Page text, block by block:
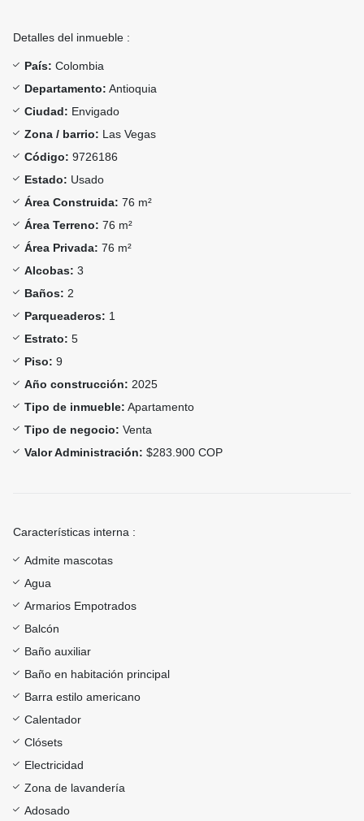
Detalles del inmueble :
País: Colombia
Departamento: Antioquia
Ciudad: Envigado
Zona / barrio: Las Vegas
Código: 9726186
Estado: Usado
Área Construida: 76 m²
Área Terreno: 76 m²
Área Privada: 76 m²
Alcobas: 3
Baños: 2
Parqueaderos: 1
Estrato: 5
Piso: 9
Año construcción: 2025
Tipo de inmueble: Apartamento
Tipo de negocio: Venta
Valor Administración: $283.900 COP
Características interna :
Admite mascotas
Agua
Armarios Empotrados
Balcón
Baño auxiliar
Baño en habitación principal
Barra estilo americano
Calentador
Clósets
Electricidad
Zona de lavandería
Adosado